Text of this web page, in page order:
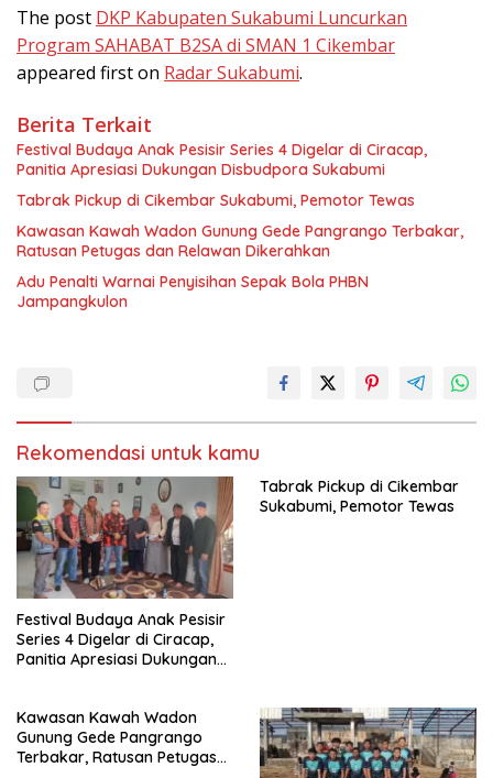
The post DKP Kabupaten Sukabumi Luncurkan
Program SAHABAT B2SA di SMAN 1 Cikembar
appeared first on Radar Sukabumi.
Berita Terkait
Festival Budaya Anak Pesisir Series 4 Digelar di Ciracap,
Panitia Apresiasi Dukungan Disbudpora Sukabumi
Tabrak Pickup di Cikembar Sukabumi, Pemotor Tewas
Kawasan Kawah Wadon Gunung Gede Pangrango Terbakar,
Ratusan Petugas dan Relawan Dikerahkan
Adu Penalti Warnai Penyisihan Sepak Bola PHBN
Jampangkulon
Rekomendasi untuk kamu
Festival Budaya Anak Pesisir
Series 4 Digelar di Ciracap,
Panitia Apresiasi Dukungan
Tabrak Pickup di Cikembar
Sukabumi, Pemotor Tewas
Kawasan Kawah Wadon
Gunung Gede Pangrango
Terbakar, Ratusan Petugas